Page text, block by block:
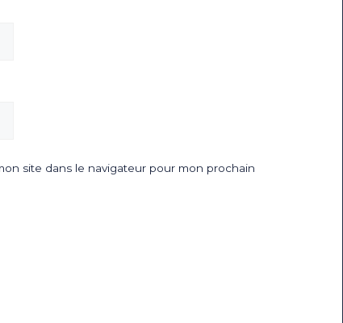
site dans le navigateur pour mon prochain